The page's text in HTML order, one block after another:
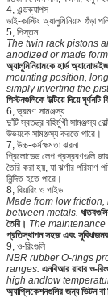
4, এন্ডক্যাপস
ডাই-কাস্টিং অ্যালুমিনিয়াম গুঁড়া
5, পিস্তন
The twin rack pistons
anodized or made
অ্যালুমিনিয়ামকে হার্ড
mounting position,
simply inverting the
পিস্টনগুলিকে উল্টিয়ে দিয়ে ঘূর্ণনটি
6, ভ্রমণ সামঞ্জস্য
দু'টি স্বতন্ত্র বহির্মুখী সামঞ্জস্য
উভয়কে সামঞ্জস্য করতে পারে।
7, উচ্চ-কর্মক্ষমতা ঝরনা
প্রিলোডেড লেপ প্রস্রবণগুলি জারা
তৈরি করা হয়, যা ঝর্ণার পরিমাণ
নিন্দিত হতে পারে।
8, বিয়ারিং ও গাইড
Made from low
between metals.
তৈরি। The
প্রতিস্থাপন সহজ এবং
9, ও-রিংগুলি
NBR rubber O-rings
ranges. এনবিআর রাবার ও-
high andlow
অ্যাপ্লিকেশনগুলির জন্য ভিটন বা